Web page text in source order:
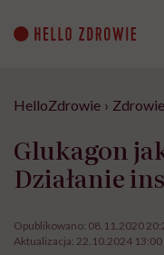
content
HelloZdrowie › Zdrowie
Glukagon
Działanie
Opublikowano: 08.11.2020
Aktualizacja: 22.10.2024 13:00